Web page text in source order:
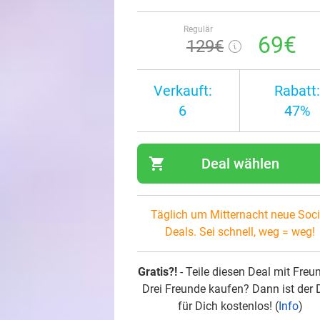
Regulär
129€ 69€
Verkauft:
6
Rabatt:
47%
shopping_cart Deal wählen
Täglich um Mitternacht neue
Deals. Sei schnell, weg = weg!
Gratis?!- Teile diesen Deal mit
Drei Freunde kaufen? Dann ist der
für Dich kostenlos! (Info)